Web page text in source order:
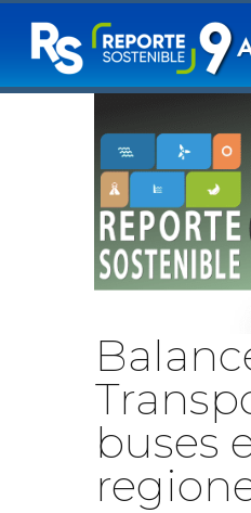
buses